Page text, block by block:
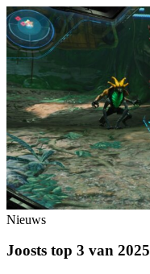
Nieuws
Joosts top 3 van 2025